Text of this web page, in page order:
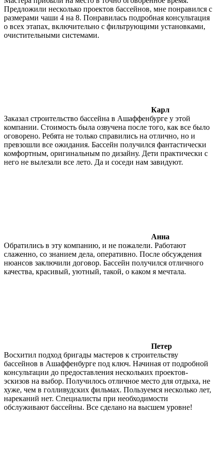
Предложили несколько проектов бассейнов, мне понравился с
размерами чаши 4 на 8. Понравилась подробная консультация
о всех этапах, включительно с фильтрующими установками,
очистительными системами.
Карл
Заказал строительство бассейна в Ашаффенбурге у этой
компании. Стоимость была озвучена после того, как все было
оговорено. Ребята не только справились на отлично, но и
превзошли все ожидания. Бассейн получился фантастически
комфортным, оригинальным по дизайну. Дети практически с
него не вылезали все лето. Да и соседи нам завидуют.
Анна
Обратились в эту компанию, и не пожалели. Работают
слаженно, со знанием дела, оперативно. После обсуждения
нюансов заключили договор. Бассейн получился отличного
качества, красивый, уютный, такой, о каком я мечтала.
Петер
Восхитил подход бригады мастеров к строительству
бассейнов в Ашаффенбурге под ключ. Начиная от подробной
консультации до предоставления нескольких проектов-
эскизов на выбор. Получилось отличное место для отдыха, не
хуже, чем в голливудских фильмах. Пользуемся несколько лет,
нареканий нет. Специалисты при необходимости
обслуживают бассейны. Все сделано на высшем уровне!